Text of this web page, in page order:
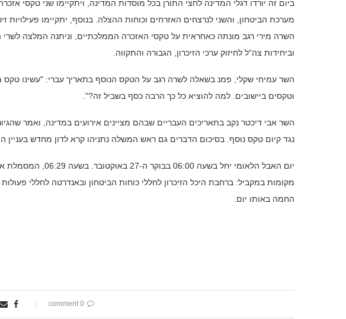
ביום זה יורדו דגלי המדינה לחצי התורן בכל מוסדות המדינה, ויתקיימו שני טקסי
מערכת הביטחון, והשני לנרצחים האזרחים וכוחות ההצלה. בנוסף, יתקיימו פעילויות
השרה מירי רגב מונתה כאחראית על טקסי האזכרה הממלכתיים, וניתנה המלצה לשרי
וביחידות צה"ל לחיזוק ערכי הזיכרון, הגבורה והתקווה.
השר עמיחי שקלי, פמנ בשאלה לשרה רגב על הטקס הנוסף בתאריך עברי: "עשינו
וטקסים ביישובים. למה להוציא כל כך הרבה כסף בשביל זה?".
השר אבי דיכטר נקב בתאריכים העבריים שבהם מציינים אירועים במדינה, ואמר
נגד קיום טקס נוסף. בסיכום הדברים גם ראש המשלה נתניהו קרא לדון מחדש
יום האבל הלאומי יחל
מקומות במקביל: ברחבת היכל הזיכרון לחללי כוחות הביטחון ובאנדרטה לחללי
החמה באותו יום.
0 comment